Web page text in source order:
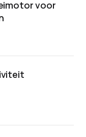
voor